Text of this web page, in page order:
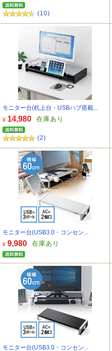
(10)
モニター台(机上台・USBハブ搭載...
¥ 14,980 在庫あり
(2)
モニター台(USB3.0・コンセン...
¥ 9,980 在庫あり
モニター台(USB3.0・コンセン...